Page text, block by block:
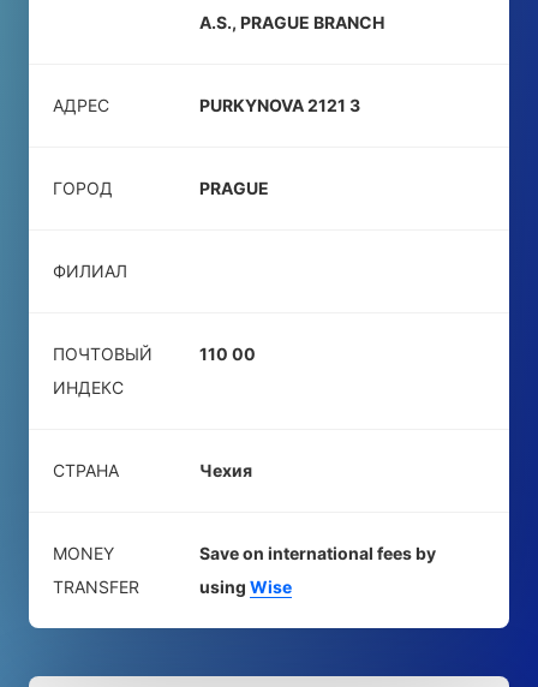
A.S., PRAGUE BRANCH
АДРЕС PURKYNOVA 2121 3
ГОРОД PRAGUE
ФИЛИАЛ
ПОЧТОВЫЙ
ИНДЕКС
110 00
СТРАНА Чехия
MONEY
TRANSFER
Save on international fees by
using Wise